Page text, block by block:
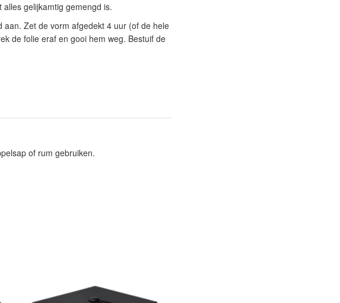
gelijkamtig gemengd is.
Zet de vorm afgedekt 4 uur (of de hele
de folie eraf en gooi hem weg. Bestuif de
of rum gebruiken.